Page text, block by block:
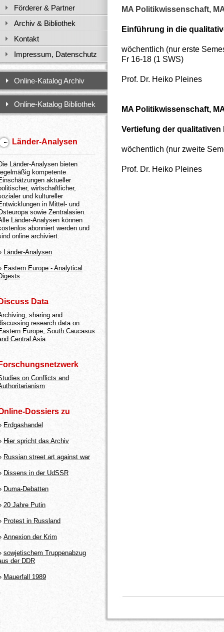
MA Politikwissenschaft,
Einführung in die
wöchentlich (nur erste
Fr 16-18 (1 SWS)
Prof. Dr. Heiko Pleines
MA Politikwissenschaft,
Vertiefung der
wöchentlich (nur zweite
Prof. Dr. Heiko Pleines
Förderer & Partner
Archiv & Bibliothek
Kontakt
Impressum, Datenschutz
Online-Katalog Archiv
Online-Katalog Bibliothek
Länder-Analysen
Länder-Analysen bieten
kompetente
aktueller
wirtschaftlicher,
und kultureller
in Mittel- und
sowie Zentralasien.
Länder-Analysen können
abonniert werden und
online archiviert.
Länder-Analysen
Eastern Europe - Analytical
Data
sharing and
research data on
Europe, South Caucasus
Central Asia
on Conflicts and
Dossiers zu
Erdgashandel
Hier spricht das Archiv
Russian street art against war
Dissens in der UdSSR
Duma-Debatten
20 Jahre Putin
Protest in Russland
Annexion der Krim
sowjetischem Truppenabzug
der DDR
Mauerfall 1989